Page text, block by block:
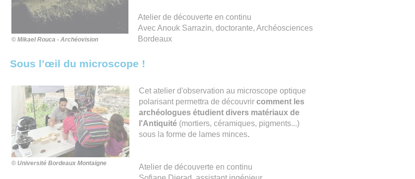
© Mikael Rouca - Archéovision
Atelier de découverte en continu
Avec Anouk Sarrazin, doctorante, Archéosciences
Bordeaux
Sous l’œil du microscope !
© Université Bordeaux Montaigne
Cet atelier d'observation au microscope optique
polarisant permettra de découvrircomment les
archéologues étudient divers matériaux de
l'Antiquité(mortiers, céramiques, pigments...)
sous la forme de lames minces.
Atelier de découverte en continu